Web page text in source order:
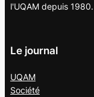
l'UQAM depuis 1980.
Le journal
UQAM
Société